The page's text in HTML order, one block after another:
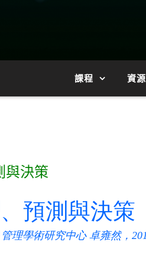
課程 資源
與決策